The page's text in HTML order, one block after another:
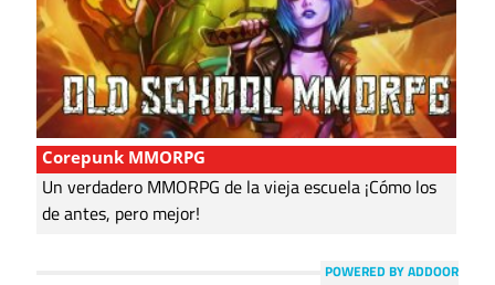
Corepunk MMORPG
Un verdadero MMORPG de la vieja escuela ¡Cómo los
de antes, pero mejor!
POWERED BY ADDOOR